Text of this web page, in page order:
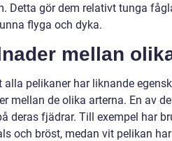
Detta gör dem relativt tunga
flyga och dyka.
mellan
alla pelikaner har liknande
mellan de olika arterna. En av
deras fjädrar. Till exempel har
och bröst, medan vit pelikan